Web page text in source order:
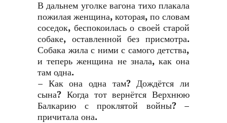
В дальнем уголке вагона тихо плакала
пожилая женщина, которая, по словам
соседок, беспокоилась о своей старой
собаке, оставленной без присмотра.
Собака жила с ними с самого детства,
и теперь женщина не знала, как она
там одна.
– Как она одна там? Дождётся ли
сына? Когда тот вернётся Верхнюю
Балкарию с проклятой войны? –
причитала она.